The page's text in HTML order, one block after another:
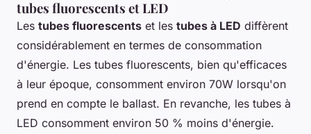
tubes fluorescents et LED
Les tubes fluorescents et les tubes à LED diffèrent
considérablement en termes de consommation
d'énergie. Les tubes fluorescents, bien qu'efficaces
à leur époque, consomment environ 70W lorsqu'on
prend en compte le ballast. En revanche, les tubes à
LED consomment environ 50 % moins d'énergie.